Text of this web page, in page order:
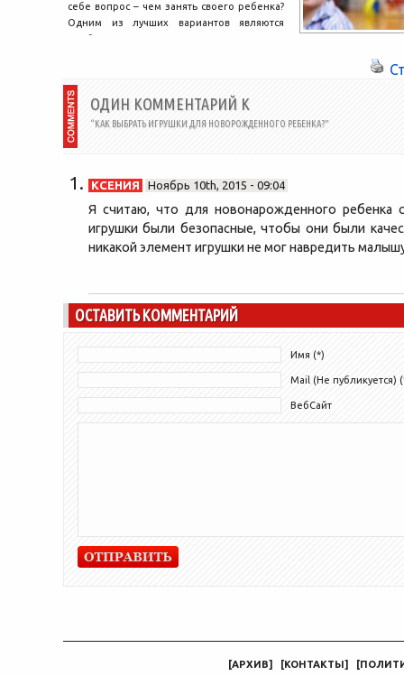
себе вопрос – чем занять своего ребенка?
Одним из лучших вариантов являются
необычные игрушки....
ОДИН КОММЕНТАРИЙ К
“КАК ВЫБРАТЬ ИГРУШКИ ДЛЯ НОВОРОЖДЕННОГО РЕБЕНКА?”
КСЕНИЯ Ноябрь 10th, 2015 - 09:04
Я считаю, что для новонарожденного ребенка
игрушки были безопасные, чтобы они были
никакой элемент игрушки не мог навредить
ОСТАВИТЬ КОММЕНТАРИЙ
Имя (*)
Mail (Не публикуется)
ВебСайт
[АРХИВ] [КОНТАКТЫ] [